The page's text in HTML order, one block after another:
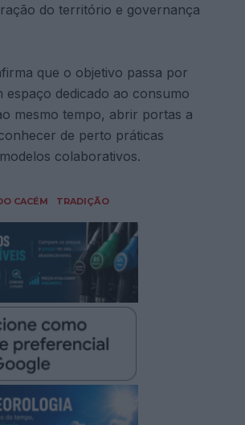
do território e governança
que o objetivo passa por
espaço dedicado ao consumo
mesmo tempo, abrir portas a
de perto práticas
colaborativos.
CACÉM TRADIÇÃO